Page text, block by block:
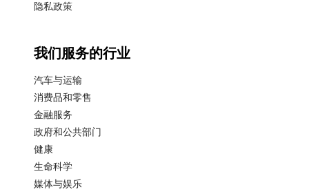
隐私政策
我们服务的行业
汽车与运输
消费品和零售
金融服务
政府和公共部门
健康
生命科学
媒体与娱乐